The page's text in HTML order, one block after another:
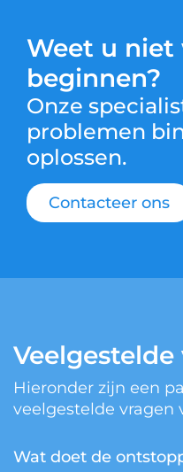
Weet u
beginnen?
Onze
problemen
oplossen.
Contacteer ons
Veelgestelde
Hieronder zijn een
veelgestelde vragen
Wat doet de